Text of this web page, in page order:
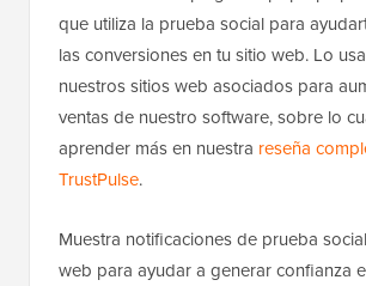
que utiliza la prueba social para
las conversiones en tu sitio web. Lo
nuestros sitios web asociados para
ventas de nuestro software, sobre lo
aprender más en nuestra reseña
TrustPulse.
Muestra notificaciones de prueba
web para ayudar a generar confianza